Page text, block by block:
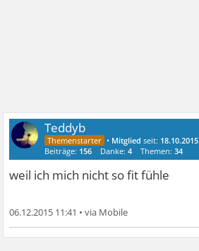
Teddyb
• Mitglied seit: 18.10.2015
Beiträge: 156 Danke:4 Themen:34
weil ich mich nicht so fit fühle
06.12.2015 11:41 •